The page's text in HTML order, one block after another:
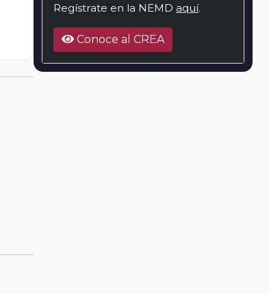
Regístrate en la NEMD aquí.
Conoce al CREA